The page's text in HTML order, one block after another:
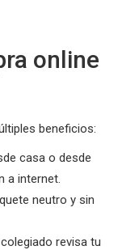
online
beneficios:
casa o desde
a internet.
neutro y sin
revisa tu